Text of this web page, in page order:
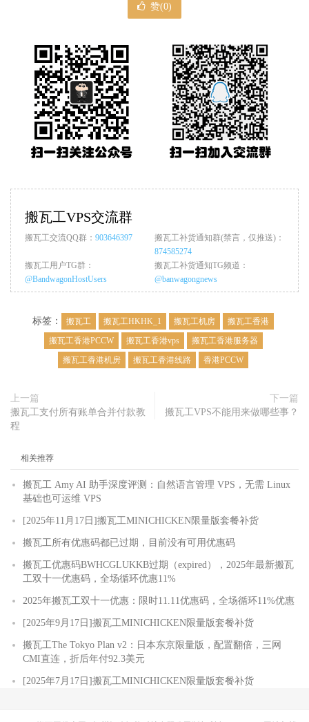
赞(0)
搬瓦工VPS交流群
搬瓦工交流QQ群： 903646397
搬瓦工补货通知群(禁言，仅推送)：
874585274
搬瓦工用户TG群：
@BandwagonHostUsers
搬瓦工补货通知TG频道：
@banwagongnews
标签： 搬瓦工 搬瓦工HKHK_1 搬瓦工机房
搬瓦工香港
搬瓦工香港PCCW
搬瓦工香港vps
搬瓦工香港服务器
搬瓦工香港机房
搬瓦工香港线路 香港PCCW
上一篇
搬瓦工支付所有账单合并付款教
程
下一篇
搬瓦工VPS不能用来做哪些事？
相关推荐
搬瓦工 Amy AI 助手深度评测：自然语言管理 VPS，无需 Linux
基础也可运维 VPS
[2025年11月17日]搬瓦工MINICHICKEN限量版套餐补货
搬瓦工所有优惠码都已过期，目前没有可用优惠码
搬瓦工优惠码BWHCGLUKKB过期（expired），2025年最新搬瓦
工双十一优惠码，全场循环优惠11%
2025年搬瓦工双十一优惠：限时11.11优惠码，全场循环11%优惠
[2025年9月17日]搬瓦工MINICHICKEN限量版套餐补货
搬瓦工The Tokyo Plan v2：日本东京限量版，配置翻倍，三网
CMI直连，折后年付92.3美元
[2025年7月17日]搬瓦工MINICHICKEN限量版套餐补货